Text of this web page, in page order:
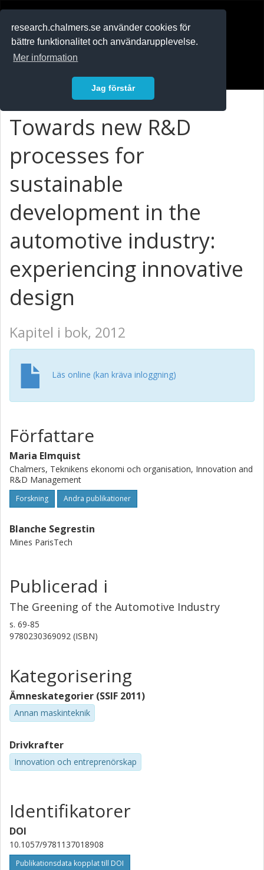
research.chalmers.se använder cookies för
bättre funktionalitet och användarupplevelse.
Mer information
Jag förstår
Towards new R&D
processes for
sustainable
development in the
automotive industry:
experiencing innovative
design
Kapitel i bok, 2012
Läs online (kan kräva inloggning)
Författare
Maria Elmquist
Chalmers, Teknikens ekonomi och organisation, Innovation and
R&D Management
Forskning Andra publikationer
Blanche Segrestin
Mines ParisTech
Publicerad i
The Greening of the Automotive Industry
s. 69-85
9780230369092 (ISBN)
Kategorisering
Ämneskategorier (SSIF 2011)
Annan maskinteknik
Drivkrafter
Innovation och entreprenörskap
Identifikatorer
DOI
10.1057/9781137018908
Publikationsdata kopplat till DOI